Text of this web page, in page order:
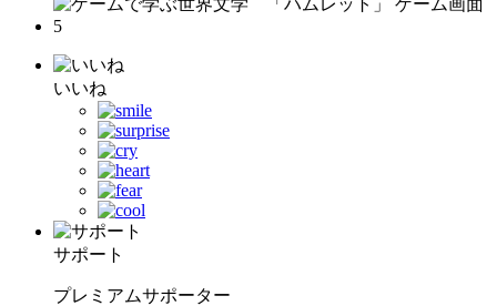
いいね
サポート
プレミアムサポーター